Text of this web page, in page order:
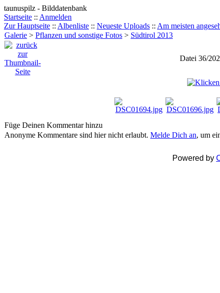
taunuspilz - Bilddatenbank
Startseite :: Anmelden
Zur Hauptseite :: Albenliste :: Neueste Uploads :: Am meisten
Galerie > Pflanzen und sonstige Fotos > Südtirol 2013
Datei 36/202
Füge Deinen Kommentar hinzu
Anonyme Kommentare sind hier nicht erlaubt. Melde Dich an, um
Powered by